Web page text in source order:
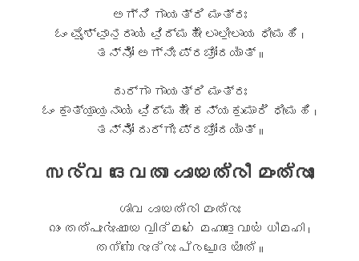
ಅಗ್ನಿ ಗಾಯತ್ರಿ ಮಂತ್ರಃ
ಓಂ ವೈ॒ಶ್ವಾ॒ನ॒ರಾಯ॑ ವಿ॒ದ್ಮಹೇ॑ ಲಾಲೀ॒ಲಾಯ ಧೀಮಹಿ ।
ತನ್ನೋ॑ ಅಗ್ನಿಃ ಪ್ರಚೋ॒ದಯಾ᳚ತ್ ॥
ದುರ್ಗಾ ಗಾಯತ್ರಿ ಮಂತ್ರಃ
ಓಂ ಕಾ॒ತ್ಯಾ॒ಯ॒ನಾಯ॑ ವಿ॒ದ್ಮಹೇ॑ ಕನ್ಯಕು॒ಮಾರಿ॑ ಧೀಮಹಿ ।
ತನ್ನೋ॑ ದುರ್ಗಿಃ ಪ್ರಚೋ॒ದಯಾ᳚ತ್ ॥
സര്വ ദേവതാ ഗായത്രീ മംത്രാഃ
ശിവ ഗായത്രി മംത്രഃ
ഓം തത്പുരു॑ഷായ വി॒ദ്മഹേ॑ മഹാദേ॒വായ॑ ധീമഹി ।
തന്നോ॑ രുദ്രഃ പ്രചോ॒ദയാ᳚ത് ॥